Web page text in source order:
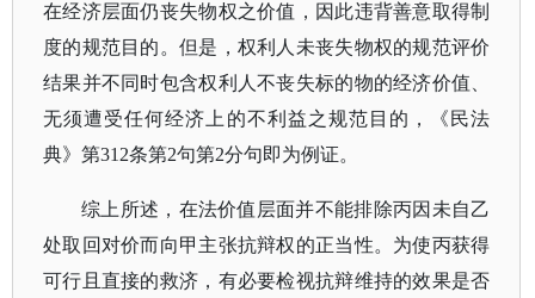
在经济层面仍丧失物权之价值，因此违背善意取得制
度的规范目的。但是，权利人未丧失物权的规范评价
结果并不同时包含权利人不丧失标的物的经济价值、
无须遭受任何经济上的不利益之规范目的，《民法
典》第312条第2句第2分句即为例证。
综上所述，在法价值层面并不能排除丙因未自乙
处取回对价而向甲主张抗辩权的正当性。为使丙获得
可行且直接的救济，有必要检视抗辩维持的效果是否